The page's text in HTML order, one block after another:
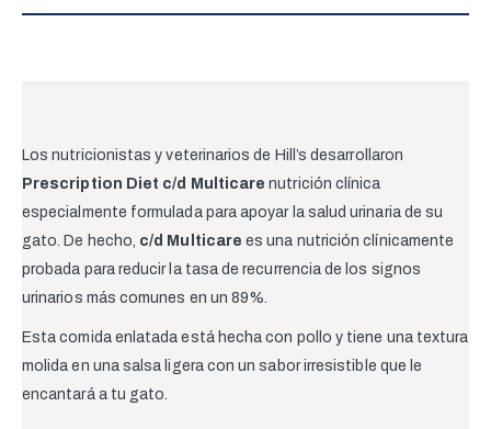
Los nutricionistas y veterinarios de Hill’s desarrollaron
Prescription Diet c/d Multicare nutrición clínica
especialmente formulada para apoyar la salud urinaria de su
gato. De hecho, c/d Multicare es una nutrición clínicamente
probada para reducir la tasa de recurrencia de los signos
urinarios más comunes en un 89%.
Esta comida enlatada está hecha con pollo y tiene una textura
molida en una salsa ligera con un sabor irresistible que le
encantará a tu gato.